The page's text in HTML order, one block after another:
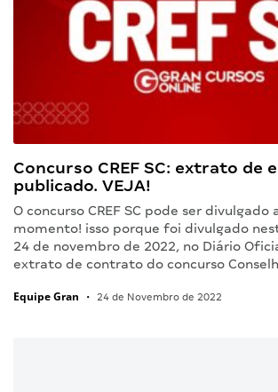
Concurso CREF SC: extrato de
publicado. VEJA!
O concurso CREF SC pode ser divulgado
momento! isso porque foi divulgado
24 de novembro de 2022, no Diário
extrato de contrato do concurso
Equipe Gran • 24 de Novembro de 2022